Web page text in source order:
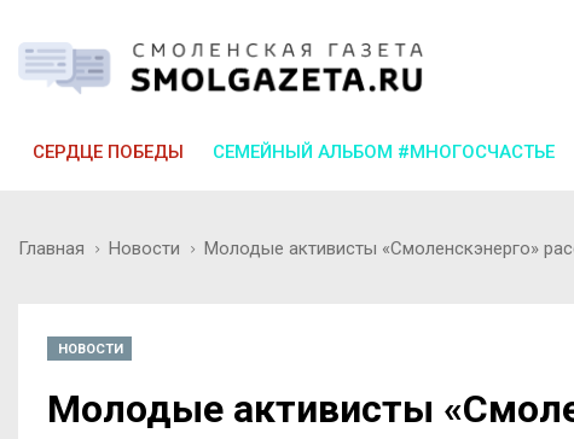
СЕРДЦЕ ПОБЕДЫ СЕМЕЙНЫЙ АЛЬБОМ #МНОГОСЧАСТЬЕ
Главная Новости Молодые активисты «Смоленскэнерго»
НОВОСТИ
Молодые активисты